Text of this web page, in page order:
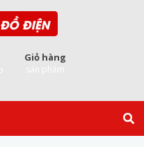
Giỏ hàng